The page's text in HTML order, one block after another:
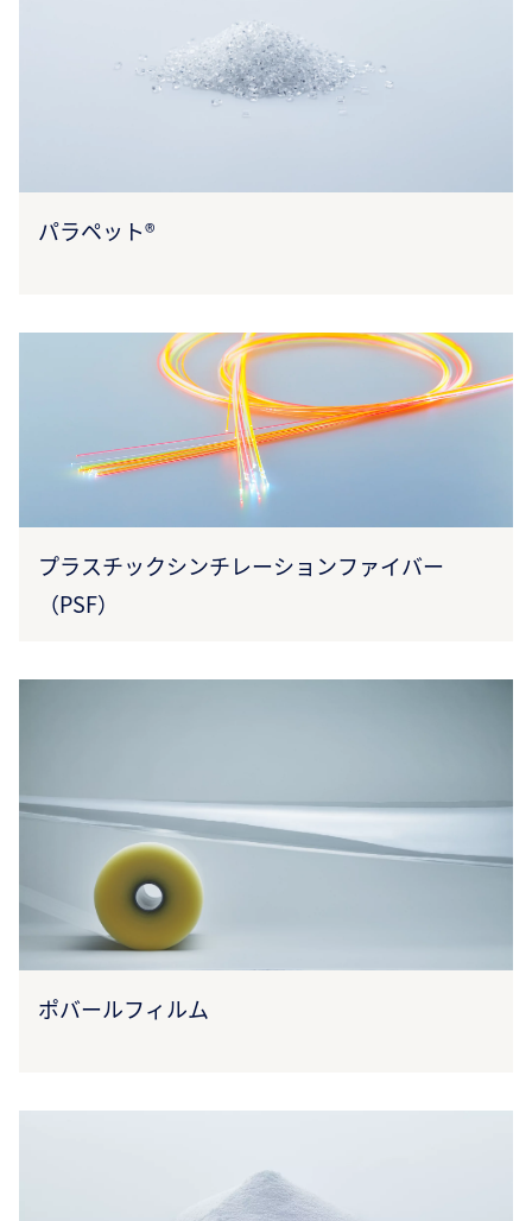
パラペット®
プラスチックシンチレーションファイバー
（PSF）
ポバールフィルム